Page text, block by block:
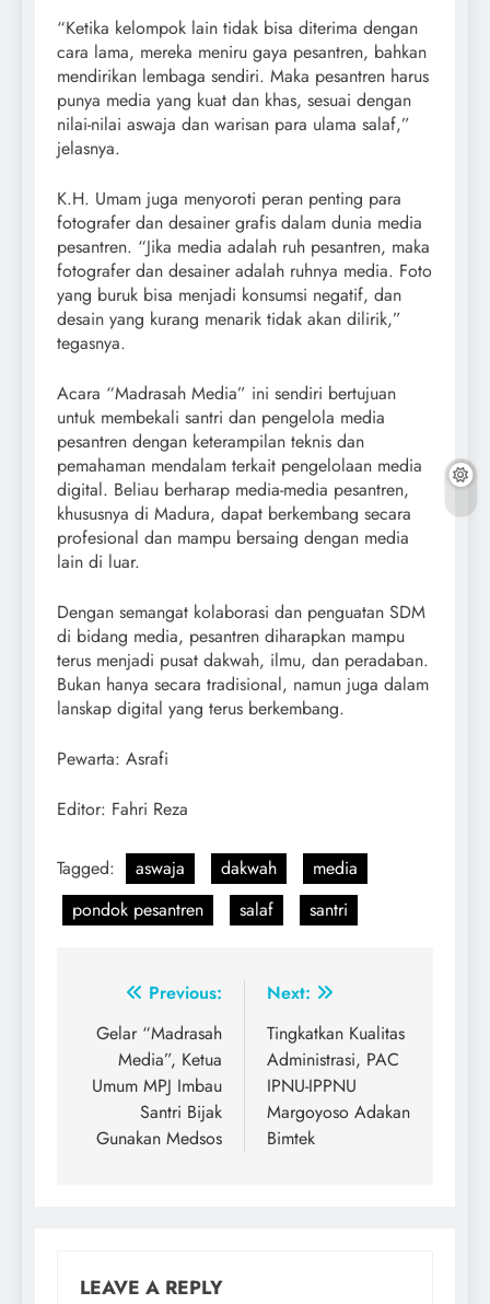
“Ketika kelompok lain tidak bisa diterima dengan
cara lama, mereka meniru gaya pesantren, bahkan
mendirikan lembaga sendiri. Maka pesantren harus
punya media yang kuat dan khas, sesuai dengan
nilai-nilai aswaja dan warisan para ulama salaf,”
jelasnya.
K.H. Umam juga menyoroti peran penting para
fotografer dan desainer grafis dalam dunia media
pesantren. “Jika media adalah ruh pesantren, maka
fotografer dan desainer adalah ruhnya media. Foto
yang buruk bisa menjadi konsumsi negatif, dan
desain yang kurang menarik tidak akan dilirik,”
tegasnya.
Acara “Madrasah Media” ini sendiri bertujuan
untuk membekali santri dan pengelola media
pesantren dengan keterampilan teknis dan
pemahaman mendalam terkait pengelolaan media
digital. Beliau berharap media-media pesantren,
khususnya di Madura, dapat berkembang secara
profesional dan mampu bersaing dengan media
lain di luar.
Dengan semangat kolaborasi dan penguatan SDM
di bidang media, pesantren diharapkan mampu
terus menjadi pusat dakwah, ilmu, dan peradaban.
Bukan hanya secara tradisional, namun juga dalam
lanskap digital yang terus berkembang.
Pewarta: Asrafi
Editor: Fahri Reza
Tagged: aswaja dakwah
media
pondok pesantren
salaf santri
Post
navigation
Previous:
Gelar “Madrasah
Media”, Ketua
Umum MPJ Imbau
Santri Bijak
Gunakan Medsos
Next:
Tingkatkan Kualitas
Administrasi, PAC
IPNU-IPPNU
Margoyoso Adakan
Bimtek
LEAVE A REPLY